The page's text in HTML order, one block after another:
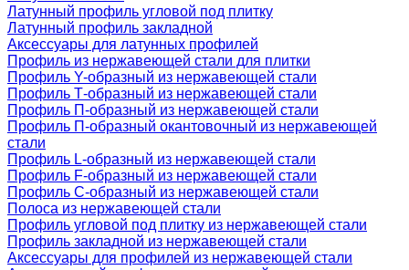
Латунный профиль угловой под плитку
Латунный профиль закладной
Аксессуары для латунных профилей
Профиль из нержавеющей стали для плитки
Профиль Y-образный из нержавеющей стали
Профиль Т-образный из нержавеющей стали
Профиль П-образный из нержавеющей стали
Профиль П-образный окантовочный из нержавеющей
стали
Профиль L-образный из нержавеющей стали
Профиль F-образный из нержавеющей стали
Профиль C-образный из нержавеющей стали
Полоса из нержавеющей стали
Профиль угловой под плитку из нержавеющей стали
Профиль закладной из нержавеющей стали
Аксессуары для профилей из нержавеющей стали